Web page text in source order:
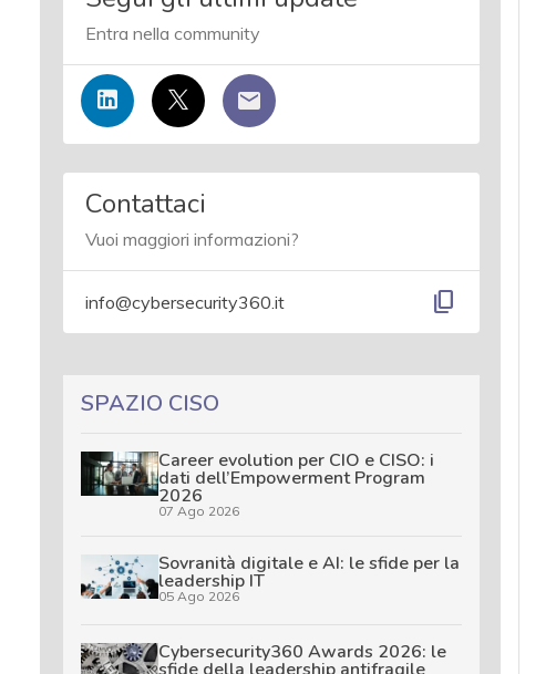
Entra nella community
Contattaci
Vuoi maggiori informazioni?
info@cybersecurity360.it content_copy
SPAZIO CISO
Career evolution per CIO e CISO: i
dati dell’Empowerment Program
2026
07 Ago 2026
Sovranità digitale e AI: le sfide per la
leadership IT
05 Ago 2026
Cybersecurity360 Awards 2026: le